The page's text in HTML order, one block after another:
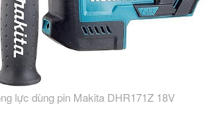
lực dùng pin Makita DHR171Z 18V